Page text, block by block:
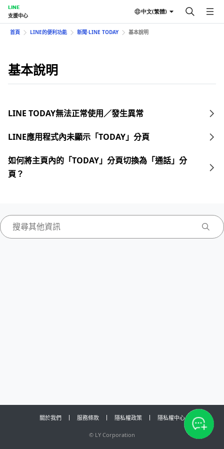
LINE
支援中心
中文(繁體)
首頁 LINE的便利功能 新聞⋅LINE TODAY 基本說明
基本說明
LINE TODAY無法正常使用／發生異常
LINE應用程式內未顯示「TODAY」分頁
如何將主頁內的「TODAY」分頁切換為「通話」分
頁？
關於我們 服務條款 隱私權政策 隱私權中心
© LY Corporation